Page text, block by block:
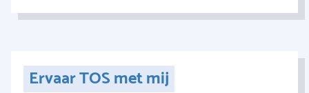
Ervaar TOS met mij